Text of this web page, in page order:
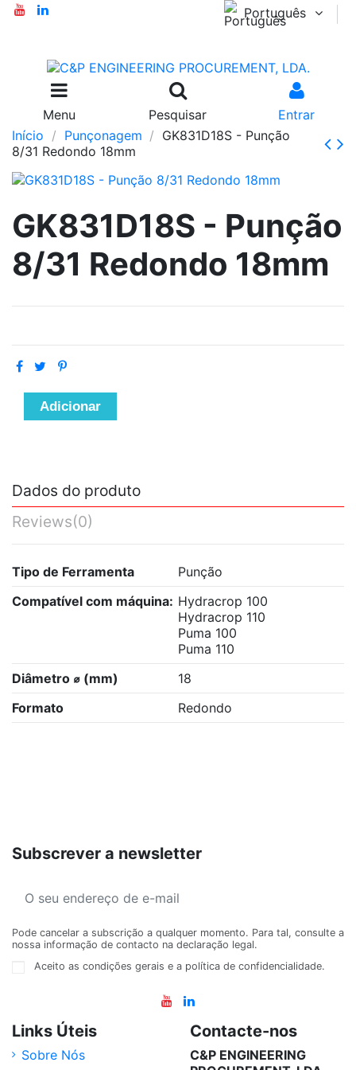
Português
Menu Pesquisar
Entrar
Início
Punçonagem
GK831D18S - Punção
8/31 Redondo 18mm
GK831D18S - Punção
8/31 Redondo 18mm
Adicionar
Dados do produto
Reviews(0)
Tipo de Ferramenta
Punção
Compatível com máquina: Hydracrop 100
Hydracrop 110
Puma 100
Puma 110
Diâmetro ⌀ (mm)
18
Formato
Redondo
Subscrever a newsletter
Pode cancelar a subscrição a qualquer momento. Para tal, consulte a
nossa informação de contacto na declaração legal.
Aceito as condições gerais e a política de confidencialidade.
Links Úteis
Sobre Nós
Contacte-nos
C&P ENGINEERING